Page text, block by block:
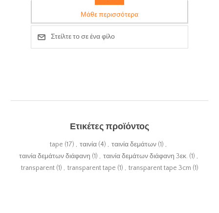
+Σύγκριση
Στείλτε το σε ένα φίλο
Ετικέτες προϊόντος
tape (17) , ταινία (4) , ταινία δεμάτων (1) ,
ταινία δεμάτων διάφανη (1) , ταινία δεμάτων διάφανη 3εκ. (1) ,
transparent (1) , transparent tape (1) , transparent tape 3cm (1)
Μάθε περισσότερα